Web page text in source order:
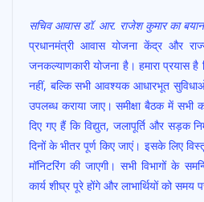
सचिव आवास डॉ. आर. राजेश कुमार का बयान
प्रधानमंत्री आवास योजना केंद्र और
जनकल्याणकारी योजना है। हमारा प्रयास है
नहीं, बल्कि सभी आवश्यक आधारभूत
उपलब्ध कराया जाए। समीक्षा बैठक में सभी
दिए गए हैं कि विद्युत, जलापूर्ति और सड़क
दिनों के भीतर पूर्ण किए जाएं। इसके लिए
मॉनिटरिंग की जाएगी। सभी विभागों के
कार्य शीघ्र पूरे होंगे और लाभार्थियों को